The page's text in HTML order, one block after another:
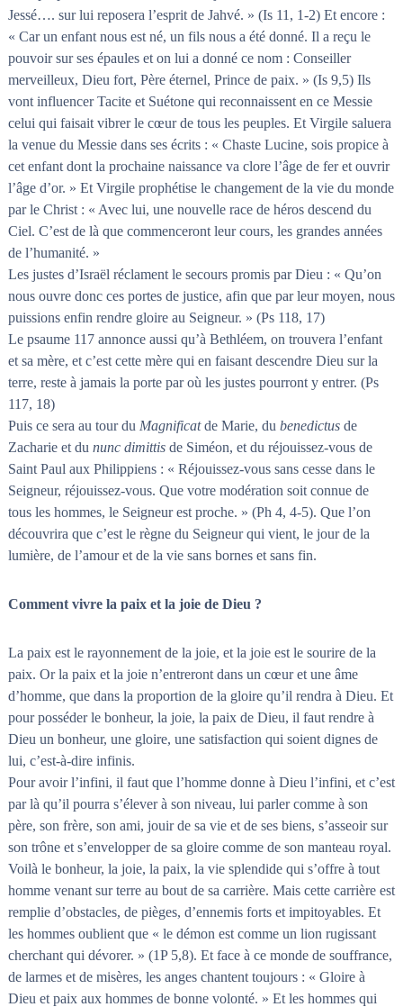
Jessé…. sur lui reposera l’esprit de Jahvé. » (Is 11, 1-2) Et encore :
« Car un enfant nous est né, un fils nous a été donné. Il a reçu le
pouvoir sur ses épaules et on lui a donné ce nom : Conseiller
merveilleux, Dieu fort, Père éternel, Prince de paix. » (Is 9,5) Ils
vont influencer Tacite et Suétone qui reconnaissent en ce Messie
celui qui faisait vibrer le cœur de tous les peuples. Et Virgile saluera
la venue du Messie dans ses écrits : « Chaste Lucine, sois propice à
cet enfant dont la prochaine naissance va clore l’âge de fer et ouvrir
l’âge d’or. » Et Virgile prophétise le changement de la vie du monde
par le Christ : « Avec lui, une nouvelle race de héros descend du
Ciel. C’est de là que commenceront leur cours, les grandes années
de l’humanité. »
Les justes d’Israël réclament le secours promis par Dieu : « Qu’on
nous ouvre donc ces portes de justice, afin que par leur moyen, nous
puissions enfin rendre gloire au Seigneur. » (Ps 118, 17)
Le psaume 117 annonce aussi qu’à Bethléem, on trouvera l’enfant
et sa mère, et c’est cette mère qui en faisant descendre Dieu sur la
terre, reste à jamais la porte par où les justes pourront y entrer. (Ps
117, 18)
Puis ce sera au tour du Magnificatde Marie, du benedictusde
Zacharie et du nunc dimittisde Siméon, et du réjouissez-vous de
Saint Paul aux Philippiens : « Réjouissez-vous sans cesse dans le
Seigneur, réjouissez-vous. Que votre modération soit connue de
tous les hommes, le Seigneur est proche. » (Ph 4, 4-5). Que l’on
découvrira que c’est le règne du Seigneur qui vient, le jour de la
lumière, de l’amour et de la vie sans bornes et sans fin.
Comment vivre la paix et la joie de Dieu ?
La paix est le rayonnement de la joie, et la joie est le sourire de la
paix. Or la paix et la joie n’entreront dans un cœur et une âme
d’homme, que dans la proportion de la gloire qu’il rendra à Dieu. Et
pour posséder le bonheur, la joie, la paix de Dieu, il faut rendre à
Dieu un bonheur, une gloire, une satisfaction qui soient dignes de
lui, c’est-à-dire infinis.
Pour avoir l’infini, il faut que l’homme donne à Dieu l’infini, et c’est
par là qu’il pourra s’élever à son niveau, lui parler comme à son
père, son frère, son ami, jouir de sa vie et de ses biens, s’asseoir sur
son trône et s’envelopper de sa gloire comme de son manteau royal.
Voilà le bonheur, la joie, la paix, la vie splendide qui s’offre à tout
homme venant sur terre au bout de sa carrière. Mais cette carrière est
remplie d’obstacles, de pièges, d’ennemis forts et impitoyables. Et
les hommes oublient que « le démon est comme un lion rugissant
cherchant qui dévorer. » (1P 5,8). Et face à ce monde de souffrance,
de larmes et de misères, les anges chantent toujours : « Gloire à
Dieu et paix aux hommes de bonne volonté. » Et les hommes qui